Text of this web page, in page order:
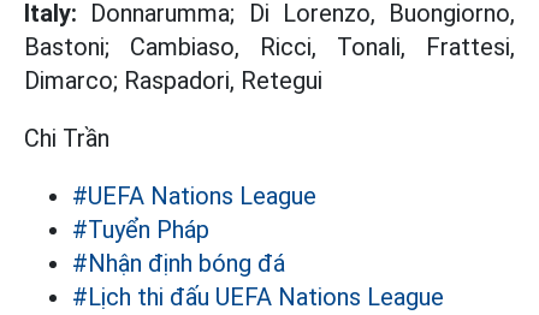
Italy: Donnarumma; Di Lorenzo, Buongiorno,
Bastoni; Cambiaso, Ricci, Tonali, Frattesi,
Dimarco; Raspadori, Retegui
Chi Trần
#UEFA Nations League
#Tuyển Pháp
#Nhận định bóng đá
#Lịch thi đấu UEFA Nations League